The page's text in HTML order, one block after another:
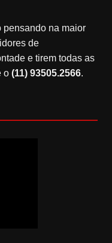
na maior
de
e tirem todas as
o (11) 93505.2566.